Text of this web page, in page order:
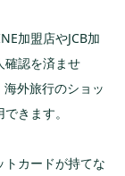
加盟店やJCB加
確認を済ませ
外旅行のショッ
きます。
カードが持てな